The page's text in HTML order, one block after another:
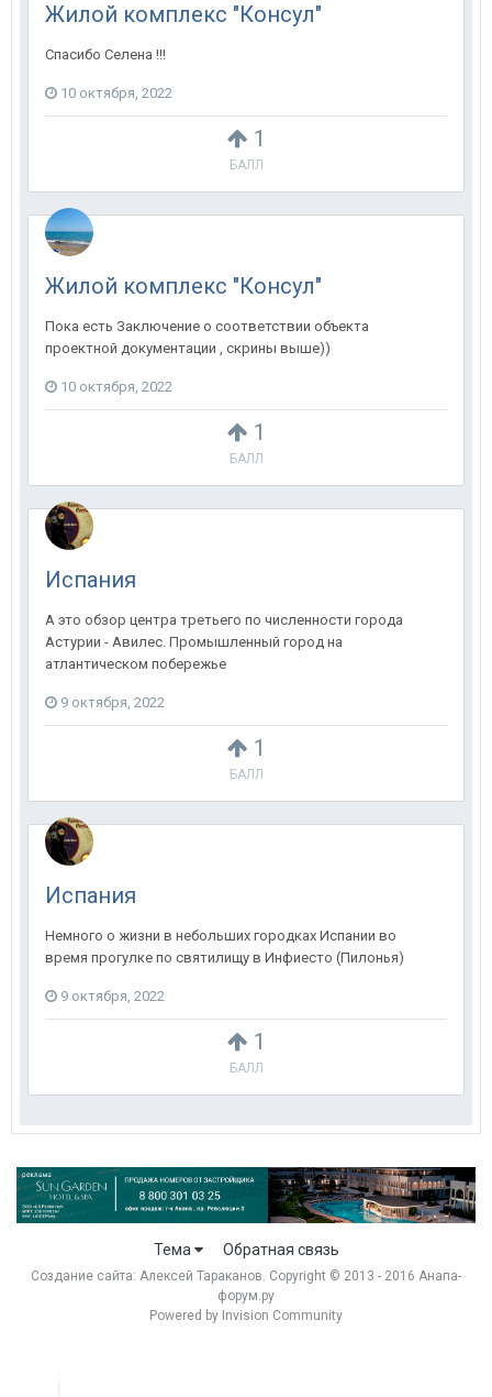
1
БАЛЛ
Жилой комплекс "Консул"
Спасибо Селена !!!
10 октября, 2022
1
БАЛЛ
Жилой комплекс "Консул"
Пока есть Заключение о соответствии объекта
проектной документации , скрины выше))
10 октября, 2022
1
БАЛЛ
Испания
А это обзор центра третьего по численности города
Астурии - Авилес. Промышленный город на
атлантическом побережье
9 октября, 2022
1
БАЛЛ
Испания
Немного о жизни в небольших городках Испании во
время прогулке по святилищу в Инфиесто (Пилонья)
9 октября, 2022
Тема Обратная связь
Создание сайта: Алексей Тараканов. Copyright © 2013 - 2016 Анапа-
форум.ру
Powered by Invision Community